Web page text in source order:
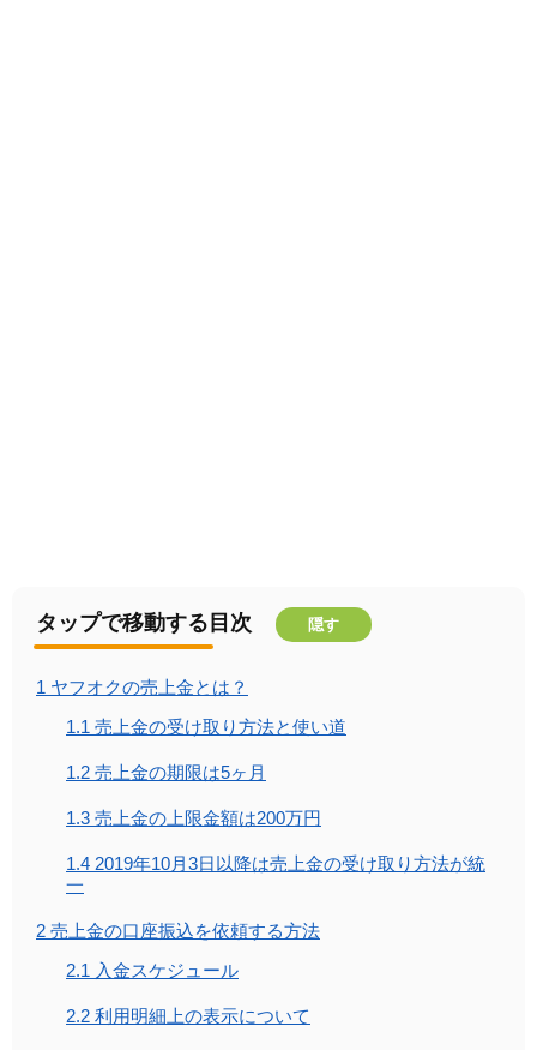
タップで移動する目次 隠す
1 ヤフオクの売上金とは？
1.1 売上金の受け取り方法と使い道
1.2 売上金の期限は5ヶ月
1.3 売上金の上限金額は200万円
1.4 2019年10月3日以降は売上金の受け取り方法が統
一
2 売上金の口座振込を依頼する方法
2.1 入金スケジュール
2.2 利用明細上の表示について